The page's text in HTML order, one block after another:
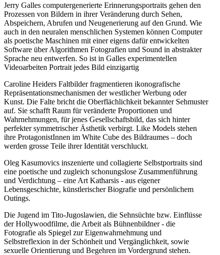
Jerry Galles computergenerierte Erinnerungsportraits gehen den
Prozessen von Bildern in ihrer Veränderung durch Sehen,
Abspeichern, Abrufen und Neugenerierung auf den Grund. Wie
auch in den neuralen menschlichen Systemen können Computer
als poetische Maschinen mit einer eigens dafür entwickelten
Software über Algorithmen Fotografien und Sound in abstrakter
Sprache neu entwerfen. So ist in Galles experimentellen
Videoarbeiten Portrait jedes Bild einzigartig
Caroline Heiders Faltbilder fragmentieren ikonografische
Repräsentationsmechanismen der westlicher Werbung oder
Kunst. Die Falte bricht die Oberflächlichkeit bekannter Sehmuster
auf. Sie schafft Raum für veränderte Proportionen und
Wahrnehmungen, für jenes Gesellschaftsbild, das sich hinter
perfekter symmetrischer Ästhetik verbirgt. Like Models stehen
ihre ProtagonistInnen im White Cube des Bildraumes – doch
werden grosse Teile ihrer Identität verschluckt.
Oleg Kasumovics inszenierte und collagierte Selbstportraits sind
eine poetische und zugleich schonungslose Zusammenführung
und Verdichtung – eine Art Katharsis - aus eigener
Lebensgeschichte, künstlerischer Biografie und persönlichem
Outings.
Die Jugend im Tito-Jugoslawien, die Sehnsüchte bzw. Einflüsse
der Hollywoodfilme, die Arbeit als Bühnenbildner - die
Fotografie als Spiegel zur Eigenwahrnehmung und
Selbstreflexion in der Schönheit und Vergänglichkeit, sowie
sexuelle Orientierung und Begehren im Vordergrund stehen.